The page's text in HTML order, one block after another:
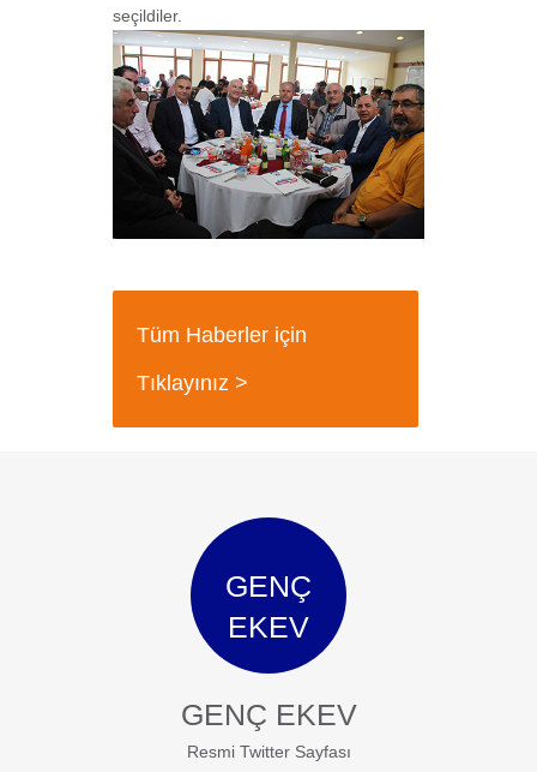
seçildiler.
Tüm Haberler için
Tıklayınız >
GENÇ
EKEV
GENÇ EKEV
Resmi Twitter Sayfası